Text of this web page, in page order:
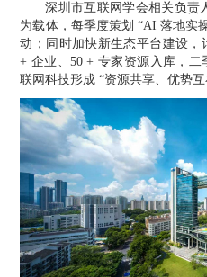
深圳市互联网学会相关负责
为载体，每季度策划 “AI 落地实
动；同时加快新生态平台建设，
+ 企业、50 + 专家资源入库，
联网科技形成 “资源共享、优势